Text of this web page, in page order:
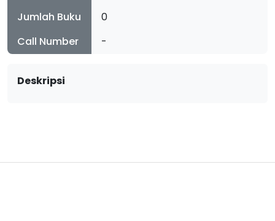
Jumlah Buku
0
Call Number
-
Deskripsi